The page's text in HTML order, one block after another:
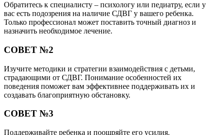
Обратитесь к специалисту – психологу или педиатру, если у
вас есть подозрения на наличие СДВГ у вашего ребенка.
Только профессионал может поставить точный диагноз и
назначить необходимое лечение.
СОВЕТ №2
Изучите методики и стратегии взаимодействия с детьми,
страдающими от СДВГ. Понимание особенностей их
поведения поможет вам эффективнее поддерживать их и
создавать благоприятную обстановку.
СОВЕТ №3
Поддерживайте ребенка и поощряйте его усилия.